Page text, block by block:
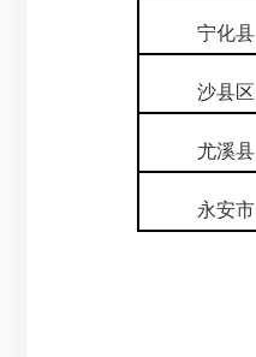
宁化县
沙县区
尤溪县
永安市